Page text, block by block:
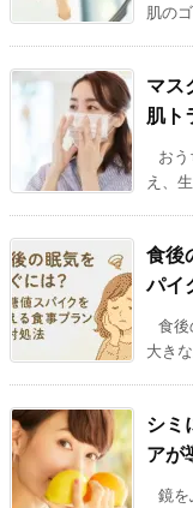
肌の
マス
肌ト
お
え、
食後
パイ
食
大き
シミ
アが
鏡を